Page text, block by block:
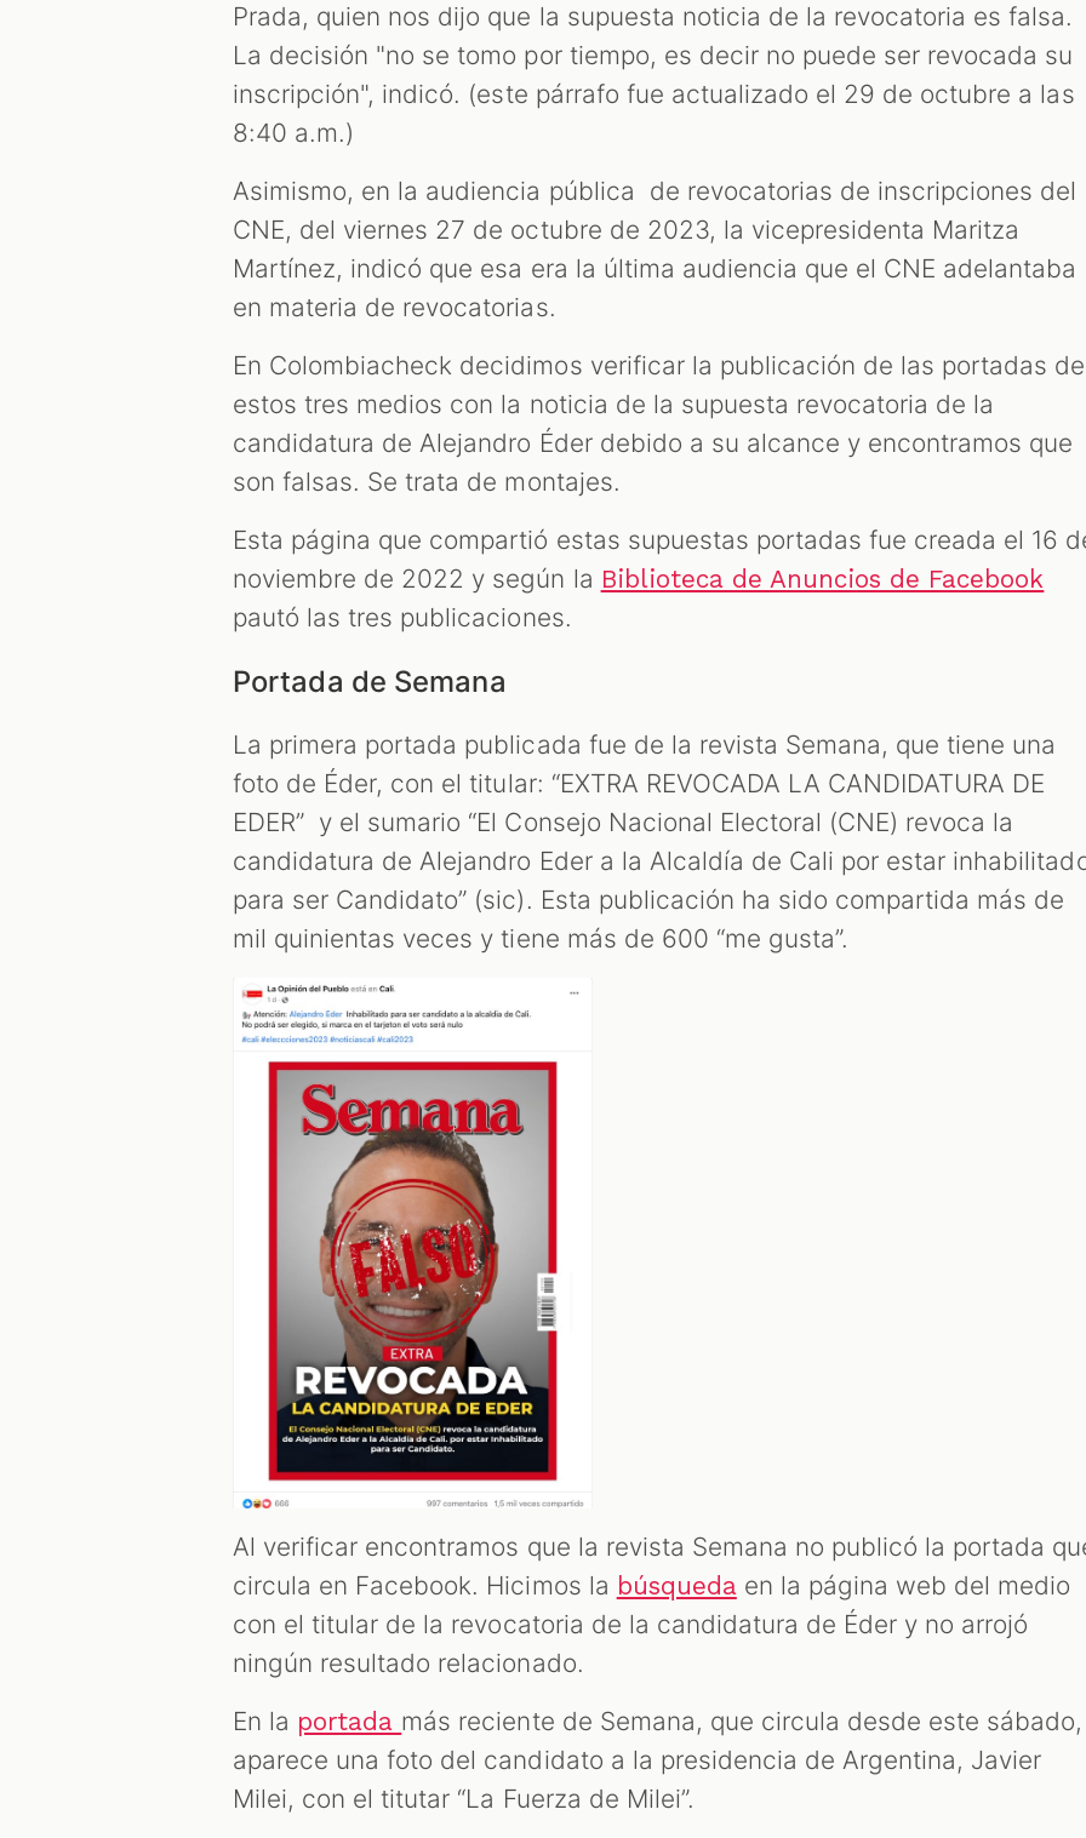
Prada, quien nos dijo que la supuesta noticia de la revocatoria es falsa.
La decisión "no se tomo por tiempo, es decir no puede ser revocada su
inscripción", indicó. (este párrafo fue actualizado el 29 de octubre a las
8:40 a.m.)
Asimismo, en la audiencia pública de revocatorias de inscripciones del
CNE, del viernes 27 de octubre de 2023, la vicepresidenta Maritza
Martínez, indicó que esa era la última audiencia que el CNE adelantaba
en materia de revocatorias.
En Colombiacheck decidimos verificar la publicación de las portadas de
estos tres medios con la noticia de la supuesta revocatoria de la
candidatura de Alejandro Éder debido a su alcance y encontramos que
son falsas. Se trata de montajes.
Esta página que compartió estas supuestas portadas fue creada el 16
noviembre de 2022 y según la Biblioteca de Anuncios de Facebook
pautó las tres publicaciones.
Portada de Semana
La primera portada publicada fue de la revista Semana, que tiene una
foto de Éder, con el titular: “EXTRA REVOCADA LA CANDIDATURA DE
EDER” y el sumario “El Consejo Nacional Electoral (CNE) revoca la
candidatura de Alejandro Eder a la Alcaldía de Cali por estar
para ser Candidato” (sic). Esta publicación ha sido compartida más de
mil quinientas veces y tiene más de 600 “me gusta”.
Al verificar encontramos que la revista Semana no publicó la portada
circula en Facebook. Hicimos la búsquedaen la página web del medio
con el titular de la revocatoria de la candidatura de Éder y no arrojó
ningún resultado relacionado.
En la portada más reciente de Semana, que circula desde este sábado,
aparece una foto del candidato a la presidencia de Argentina, Javier
Milei, con el titutar “La Fuerza de Milei”.